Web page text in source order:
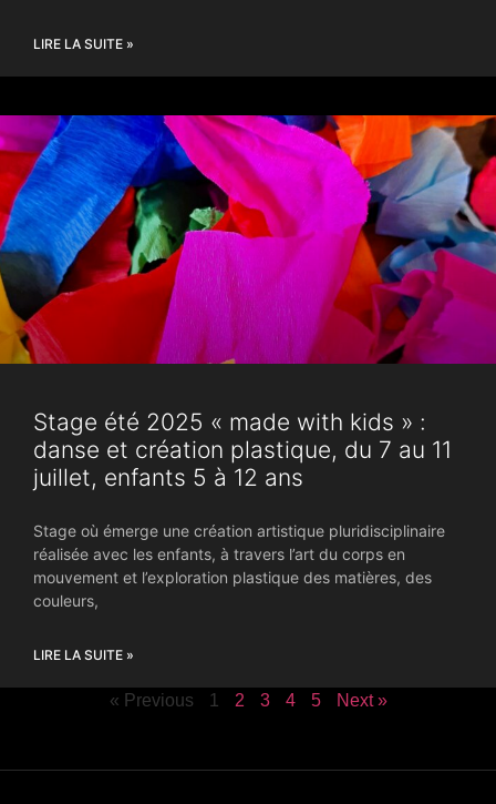
LIRE LA SUITE »
Stage été 2025 « made with kids » :
danse et création plastique, du 7 au 11
juillet, enfants 5 à 12 ans
Stage où émerge une création artistique pluridisciplinaire
réalisée avec les enfants, à travers l’art du corps en
mouvement et l’exploration plastique des matières, des
couleurs,
LIRE LA SUITE »
« Previous 1 2 3 4 5 Next »